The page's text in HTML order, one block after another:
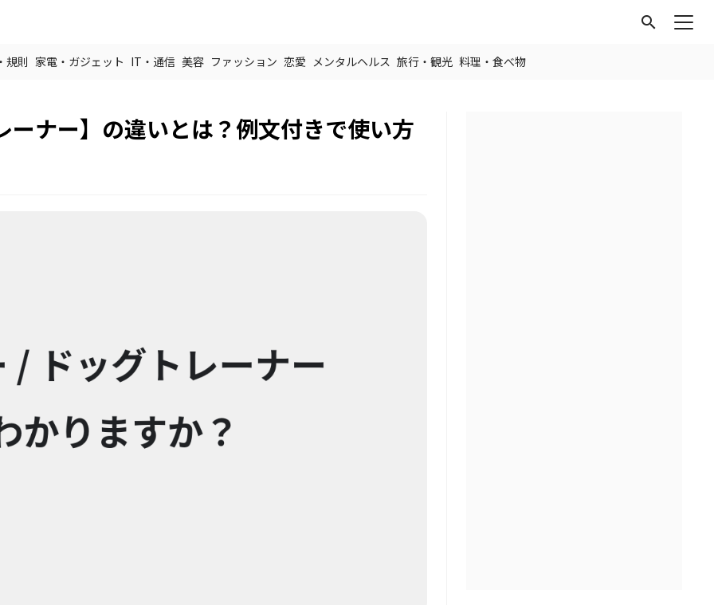
search
規則 家電・ガジェット IT・通信 美容 ファッション 恋愛 メンタルヘルス 旅行・観光 料理・食べ物
ーナー】の違いとは？例文付きで使い方